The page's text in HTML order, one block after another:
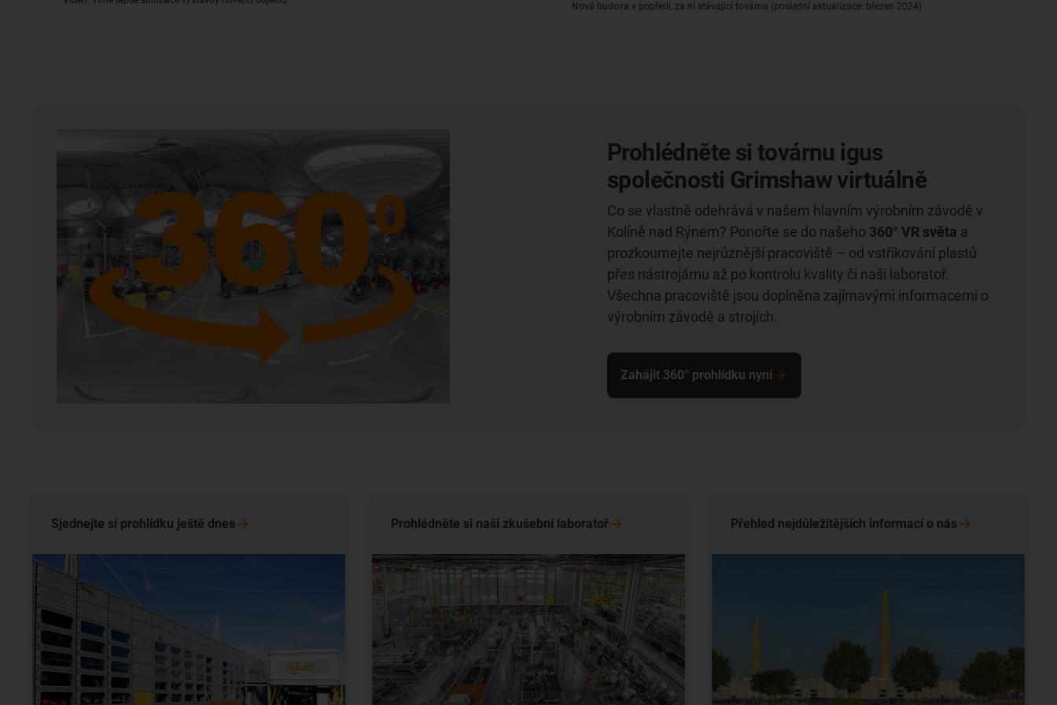
Nová budova v popředí, za ní stávající továrna (poslední aktualizace: březen 2024)
Prohlédněte si továrnu igus
společnosti Grimshaw virtuálně
Co se vlastně odehrává v našem hlavním výrobním závodě v
Kolíně nad Rýnem? Ponořte se do našeho 360° VR světa a
prozkoumejte nejrůznější pracoviště – od vstřikování plastů
přes nástrojárnu až po kontrolu kvality či naši laboratoř.
Všechna pracoviště jsou doplněna zajímavými informacemi o
výrobním závodě a strojích.
Zahájit 360° prohlídku nyní
Sjednejte si prohlídku ještě dnes Prohlédněte si naši zkušební laboratoř Přehled nejdůležitějších informací o nás